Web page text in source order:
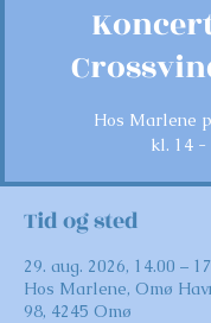
Hos Marlene
kl. 14 -
Tid og sted
29. aug. 2026, 14.00 –
Hos Marlene, Omø
98, 4245 Omø